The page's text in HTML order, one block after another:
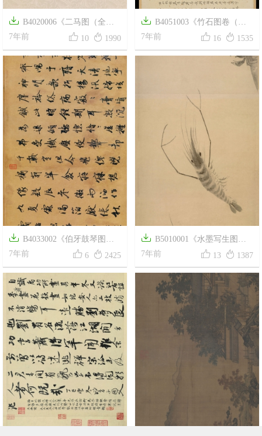
 B4020006《二马图（全
卷）》元代画家任仁发高清作
品
7年前  10  1990
 B4051003《竹石图卷（赵
沈合璧全卷）》元代画家赵原
沈巽高清作品
7年前  16  1535
 B4033002《伯牙鼓琴图卷
（全卷）》元代画家王振鹏高
清作品
7年前  6  2425
 B5010001《水墨写生图卷
全卷》宋代画家法常高清作品
7年前  13  1387